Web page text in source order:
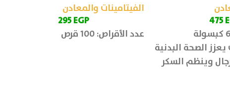
475
الصحة البدنية
وينظم السكر
الفيتامينات والمعادن
295EGP
عدد الأقراص: 100 قرص